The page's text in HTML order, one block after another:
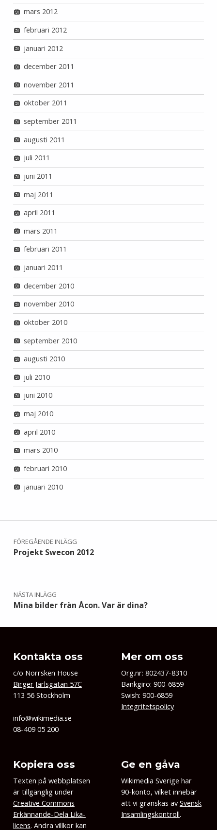
mars 2012
februari 2012
januari 2012
december 2011
november 2011
oktober 2011
september 2011
augusti 2011
juli 2011
juni 2011
maj 2011
april 2011
mars 2011
februari 2011
januari 2011
december 2010
november 2010
oktober 2010
september 2010
augusti 2010
juli 2010
juni 2010
maj 2010
april 2010
mars 2010
februari 2010
januari 2010
Inläggsnavigering
FÖREGÅENDE INLÄGG
Projekt Swecon 2012
NÄSTA INLÄGG
Mina bilder från Åcon. Var är dina?
Kontakta oss
c/o Norrsken House
Birger Jarlsgatan 57C
113 56 Stockholm
info@wikimedia.se
08-409 05 200
Mer om oss
Org.nr: 802437-8310
Bankgiro: 900-6859
Swish: 900-6859
Integritetspolicy
Kopiera oss
Texten på webbplatsen
är tillgänglig under
Creative Commons
Erkännande-Dela Lika-
licens. Andra villkor kan
Ge en gåva
Wikimedia Sverige har
90-konto, vilket innebär
att vi granskas av Svensk
Insamlingskontroll.